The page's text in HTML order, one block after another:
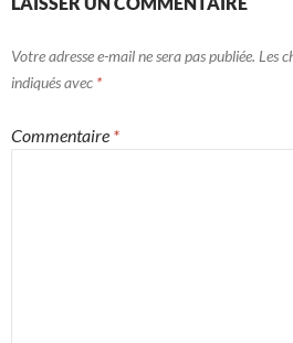
Votre adresse e-mail ne sera pas publiée. Les
indiqués avec *
Commentaire *